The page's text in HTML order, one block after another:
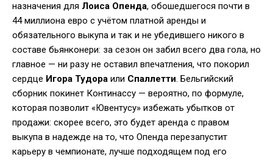
назначения для Лоиса Опенда, обошедшегося почти в
44 миллиона евро с учётом платной аренды и
обязательного выкупа и так и не убедившего никого в
составе бьянконери: за сезон он забил всего два гола, но
главное — ни разу не оставил впечатления, что покорил
сердце Игора Тудора или Спаллетти. Бельгийский
сборник покинет Континассу — вероятно, по формуле,
которая позволит «Ювентусу» избежать убытков от
продажи: скорее всего, это будет аренда с правом
выкупа в надежде на то, что Опенда перезапустит
карьеру в чемпионате, лучше подходящем под его